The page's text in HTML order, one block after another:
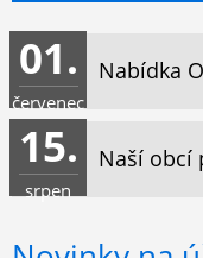
Nabídka
01.
červenec
Naší obcí
15.
srpen